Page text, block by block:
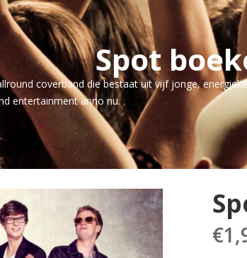
Spot
coverband die bestaat uit vijf jonge,
entertainment anno nu.
€